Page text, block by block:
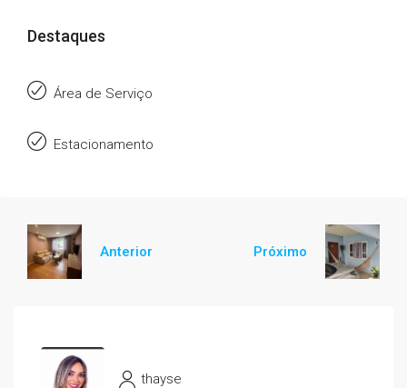
Destaques
Área de Serviço
Estacionamento
Anterior Próximo
thayse